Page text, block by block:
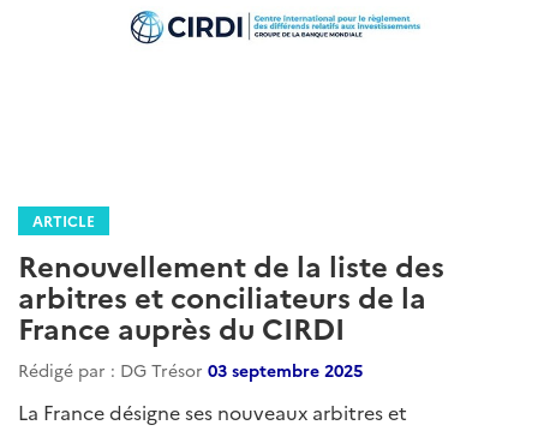
ARTICLE
Renouvellement de la liste des
arbitres et conciliateurs de la
France auprès du CIRDI
Rédigé par : DG Trésor 03 septembre 2025
La France désigne ses nouveaux arbitres et